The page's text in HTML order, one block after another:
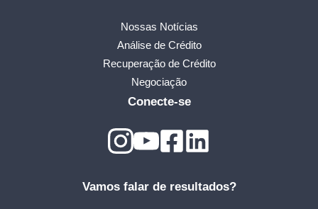
Nossas Notícias
Análise de Crédito
Recuperação de Crédito
Negociação
Conecte-se
Vamos falar de resultados?